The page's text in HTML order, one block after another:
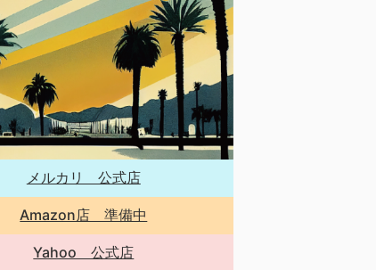
メルカリ 公式店
Amazon店 準備中
Yahoo 公式店